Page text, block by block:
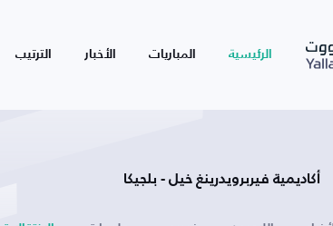
الرئيسية المباريات الأخبار الترتيب
أكاديمية فيربرويدرينغ خيل - بلجيكا